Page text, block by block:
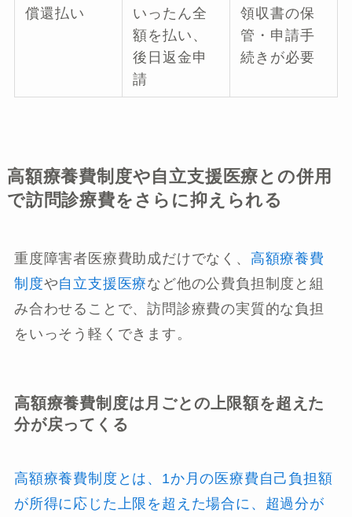
償還払い
いったん全
額を払い、
後日返金申
請
領収書の保
管・申請手
続きが必要
高額療養費制度や自立支援医療との併用
で訪問診療費をさらに抑えられる
重度障害者医療費助成だけでなく、 高額療養費
制度や自立支援医療など他の公費負担制度と組
み合わせることで、訪問診療費の実質的な負担
をいっそう軽くできます。
高額療養費制度は月ごとの上限額を超えた
分が戻ってくる
高額療養費制度とは、1か月の医療費自己負担額
が所得に応じた上限を超えた場合に、超過分が